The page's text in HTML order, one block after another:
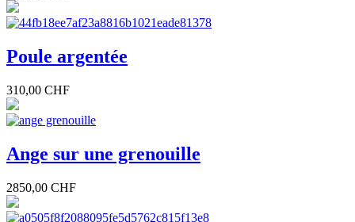
Poule argentée
310,00 CHF
Ange sur une grenouille
2850,00 CHF